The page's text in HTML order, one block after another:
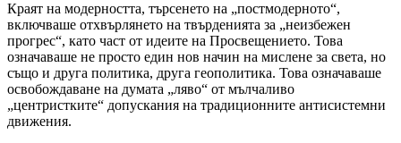
Краят на модерността, търсенето на „постмодерното“,
включваше отхвърлянето на твърденията за „неизбежен
прогрес“, като част от идеите на Просвещението. Това
означаваше не просто един нов начин на мислене за света, но
също и друга политика, друга геополитика. Това означаваше
освобождаване на думата „ляво“ от мълчаливо
„центристките“ допускания на традиционните антисистемни
движения.